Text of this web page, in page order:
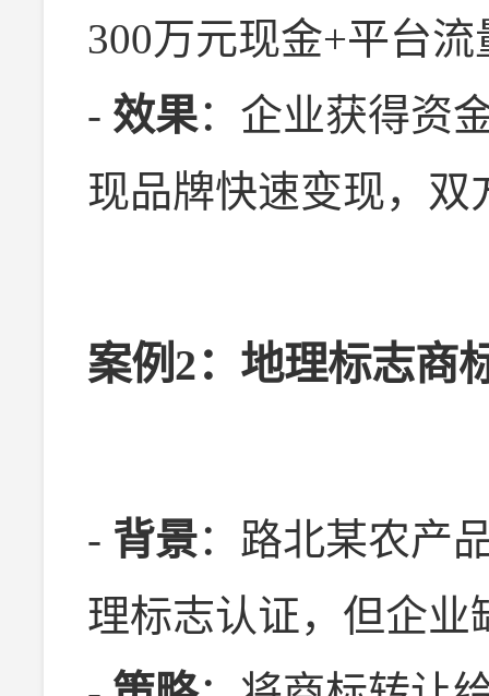
300万元现金+平台
- 效果：企业获得资
现品牌快速变现，双
案例2：地理标志商
- 背景：路北某农产
理标志认证，但企业